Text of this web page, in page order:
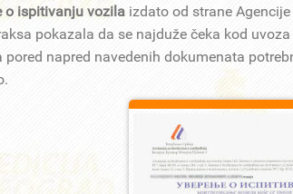
o ispitivanju vozila izdato od strane
pokazala da se najduže čeka kod
pored napred navedenih dokumenata